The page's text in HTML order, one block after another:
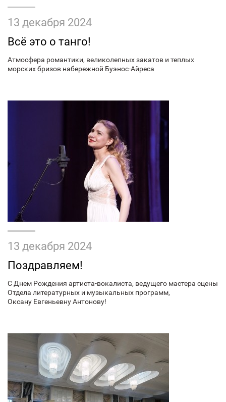
13 декабря 2024
Всё это о танго!
Атмосфера романтики, великолепных закатов и теплых
морских бризов набережной Буэнос-Айреса
13 декабря 2024
Поздравляем!
С Днем Рождения артиста-вокалиста, ведущего мастера сцены
Отдела литературных и музыкальных программ,
Оксану Евгеньевну Антонову!